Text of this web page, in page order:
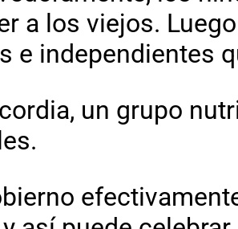
a los viejos.
e independientes
un grupo